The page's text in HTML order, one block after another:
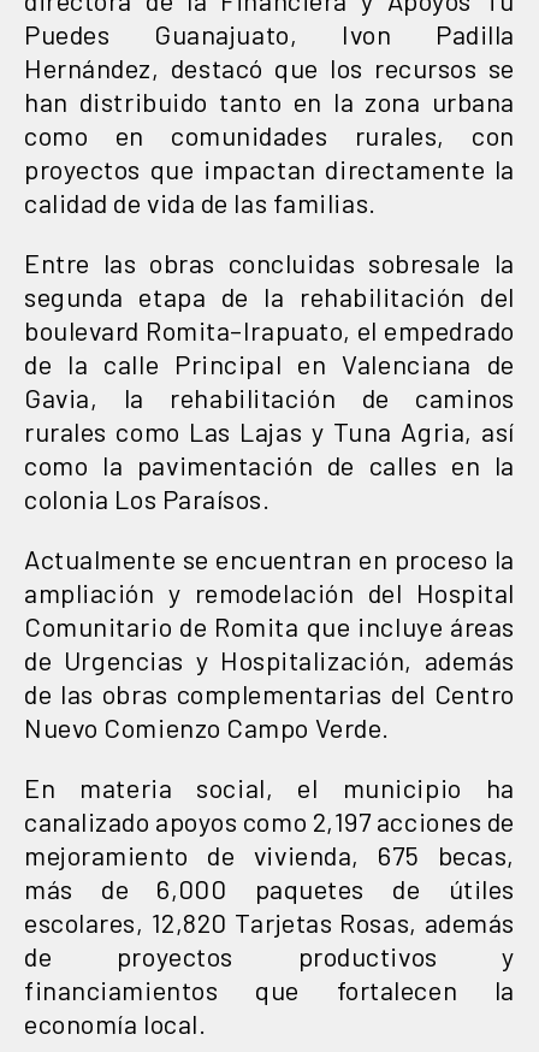
Puedes Guanajuato, Ivon Padilla
Hernández, destacó que los recursos se
han distribuido tanto en la zona urbana
como en comunidades rurales, con
proyectos que impactan directamente la
calidad de vida de las familias.
Entre las obras concluidas sobresale la
segunda etapa de la rehabilitación del
boulevard Romita–Irapuato, el empedrado
de la calle Principal en Valenciana de
Gavia, la rehabilitación de caminos
rurales como Las Lajas y Tuna Agria, así
como la pavimentación de calles en la
colonia Los Paraísos.
Actualmente se encuentran en proceso la
ampliación y remodelación del Hospital
Comunitario de Romita que incluye áreas
de Urgencias y Hospitalización, además
de las obras complementarias del Centro
Nuevo Comienzo Campo Verde.
En materia social, el municipio ha
canalizado apoyos como 2,197 acciones de
mejoramiento de vivienda, 675 becas,
más de 6,000 paquetes de útiles
escolares, 12,820 Tarjetas Rosas, además
de proyectos productivos y
financiamientos que fortalecen la
economía local.